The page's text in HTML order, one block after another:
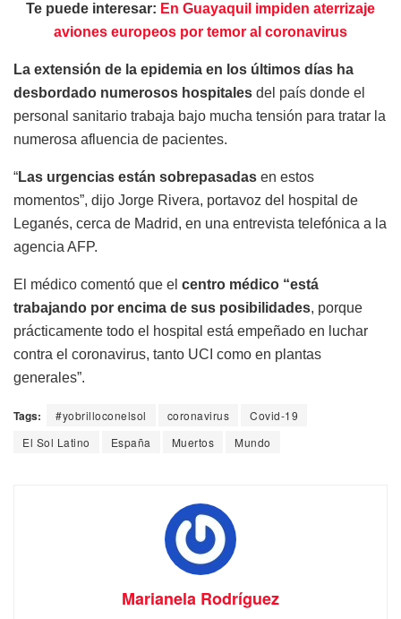
Te puede interesar: En Guayaquil impiden aterrizaje
aviones europeos por temor al coronavirus
La extensión de la epidemia en los últimos días ha
desbordado numerosos hospitales del país donde el
personal sanitario trabaja bajo mucha tensión para tratar la
numerosa afluencia de pacientes.
“Las urgencias están sobrepasadas en estos
momentos”, dijo Jorge Rivera, portavoz del hospital de
Leganés, cerca de Madrid, en una entrevista telefónica a la
agencia AFP.
El médico comentó que el centro médico “está
trabajando por encima de sus posibilidades, porque
prácticamente todo el hospital está empeñado en luchar
contra el coronavirus, tanto UCI como en plantas
generales”.
Tags: #yobrilloconelsol coronavirus
Covid-19
El Sol Latino
España Muertos Mundo
Marianela Rodríguez